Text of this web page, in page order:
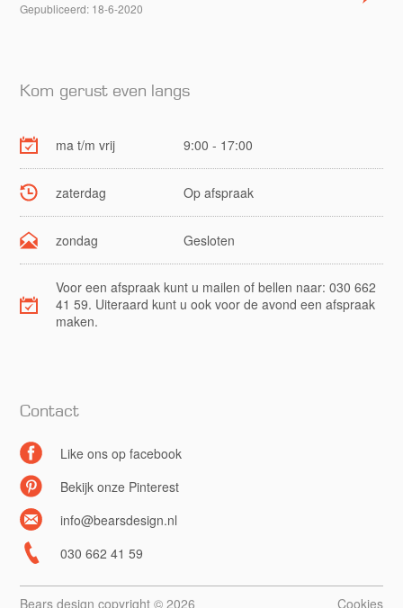
Gepubliceerd: 18-6-2020
Kom gerust even langs
ma t/m vrij 9:00 - 17:00
zaterdag Op afspraak
zondag Gesloten
Voor een afspraak kunt u mailen of bellen naar: 030 662
41 59. Uiteraard kunt u ook voor de avond een afspraak
maken.
Contact
Like ons op facebook
Bekijk onze Pinterest
info@bearsdesign.nl
030 662 41 59
Bears design copyright © 2026 Cookies